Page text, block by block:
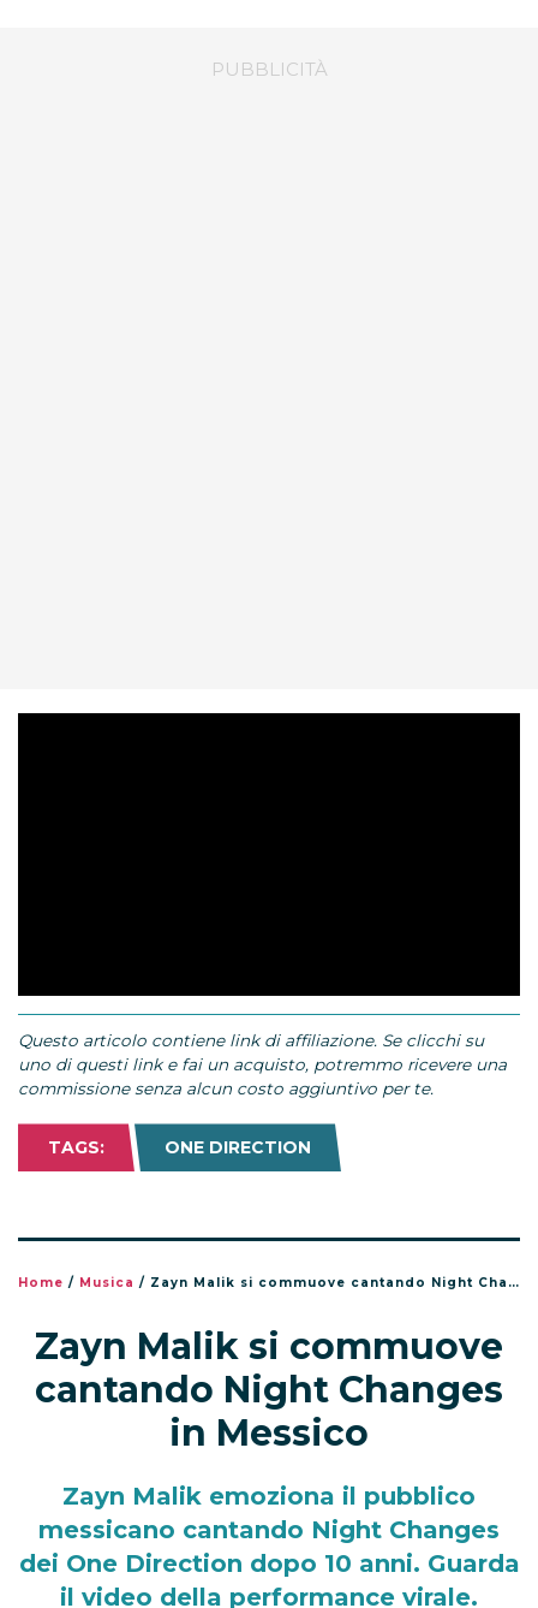
Questo articolo contiene link di affiliazione. Se clicchi su
uno di questi link e fai un acquisto, potremmo ricevere una
commissione senza alcun costo aggiuntivo per te.
TAGS: ONE DIRECTION
Home / Musica / Zayn Malik si commuove cantando Night Changes in Messico
Zayn Malik si commuove
cantando Night Changes
in Messico
Zayn Malik emoziona il pubblico
messicano cantando Night Changes
dei One Direction dopo 10 anni. Guarda
il video della performance virale.